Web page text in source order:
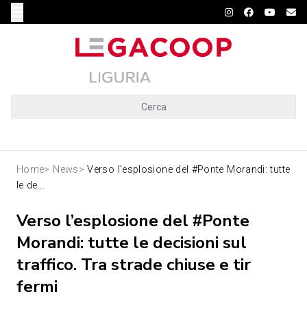
Cerca
Home> News> Verso l’esplosione del #Ponte Morandi: tutte
le de...
Verso l’esplosione del #Ponte
Morandi: tutte le decisioni sul
traffico. Tra strade chiuse e tir
fermi